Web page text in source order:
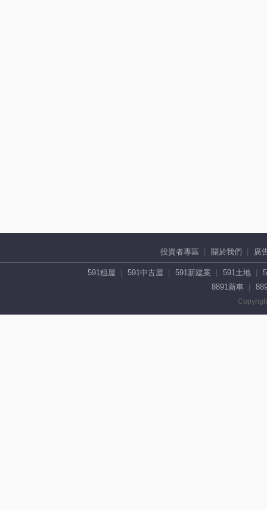
投資者專區 關於我們 廣
591租屋 591中古屋 591新建案 591土地
8891新車